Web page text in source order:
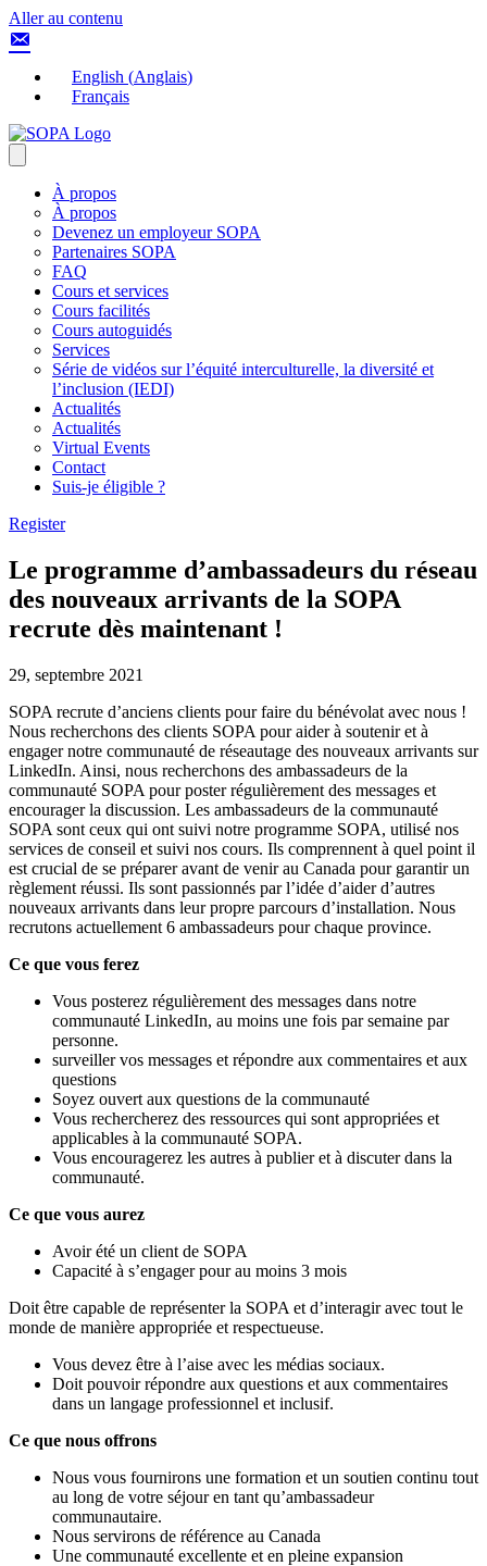
Aller au contenu
English (Anglais)
Français
À propos
À propos
Devenez un employeur SOPA
Partenaires SOPA
FAQ
Cours et services
Cours facilités
Cours autoguidés
Services
Série de vidéos sur l’équité interculturelle, la diversité et
l’inclusion (IEDI)
Actualités
Actualités
Virtual Events
Contact
Suis-je éligible ?
Register
Le programme d’ambassadeurs du réseau
des nouveaux arrivants de la SOPA
recrute dès maintenant !
29, septembre 2021
SOPA recrute d’anciens clients pour faire du bénévolat avec nous !
Nous recherchons des clients SOPA pour aider à soutenir et à
engager notre communauté de réseautage des nouveaux arrivants sur
LinkedIn. Ainsi, nous recherchons des ambassadeurs de la
communauté SOPA pour poster régulièrement des messages et
encourager la discussion. Les ambassadeurs de la communauté
SOPA sont ceux qui ont suivi notre programme SOPA, utilisé nos
services de conseil et suivi nos cours. Ils comprennent à quel point il
est crucial de se préparer avant de venir au Canada pour garantir un
règlement réussi. Ils sont passionnés par l’idée d’aider d’autres
nouveaux arrivants dans leur propre parcours d’installation. Nous
recrutons actuellement 6 ambassadeurs pour chaque province.
Ce que vous ferez
Vous posterez régulièrement des messages dans notre
communauté LinkedIn, au moins une fois par semaine par
personne.
surveiller vos messages et répondre aux commentaires et aux
questions
Soyez ouvert aux questions de la communauté
Vous rechercherez des ressources qui sont appropriées et
applicables à la communauté SOPA.
Vous encouragerez les autres à publier et à discuter dans la
communauté.
Ce que vous aurez
Avoir été un client de SOPA
Capacité à s’engager pour au moins 3 mois
Doit être capable de représenter la SOPA et d’interagir avec tout le
monde de manière appropriée et respectueuse.
Vous devez être à l’aise avec les médias sociaux.
Doit pouvoir répondre aux questions et aux commentaires
dans un langage professionnel et inclusif.
Ce que nous offrons
Nous vous fournirons une formation et un soutien continu tout
au long de votre séjour en tant qu’ambassadeur
communautaire.
Nous servirons de référence au Canada
Une communauté excellente et en pleine expansion